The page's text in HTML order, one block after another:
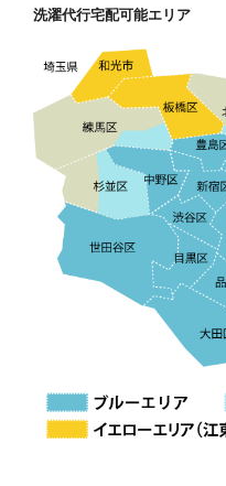
洗濯代行宅配可能エリア